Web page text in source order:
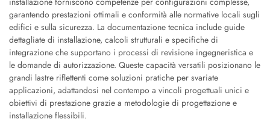
garantendo prestazioni ottimali e conformità alle normative locali sugli
edifici e sulla sicurezza. La documentazione tecnica include guide
dettagliate di installazione, calcoli strutturali e specifiche di
integrazione che supportano i processi di revisione ingegneristica e
le domande di autorizzazione. Queste capacità versatili posizionano le
grandi lastre riflettenti come soluzioni pratiche per svariate
applicazioni, adattandosi nel contempo a vincoli progettuali unici e
obiettivi di prestazione grazie a metodologie di progettazione e
installazione flessibili.